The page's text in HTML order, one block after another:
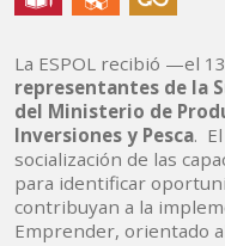
La ESPOL recibió —el
representantes de la
del Ministerio de
Inversiones y Pesca.
socialización de las
para identificar
contribuyan a la
Emprender, orientado